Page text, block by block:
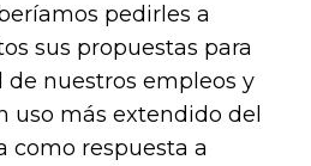
pedirles a
sus propuestas para
de nuestros empleos y
uso más extendido del
como respuesta a